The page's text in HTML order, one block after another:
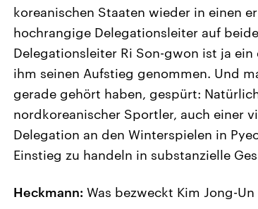
koreanischen Staaten wieder in einen
hochrangige Delegationsleiter auf
Delegationsleiter Ri Son-gwon ist ja
ihm seinen Aufstieg genommen. Und
gerade gehört haben, gespürt:
nordkoreanischer Sportler, auch einer
Delegation an den Winterspielen in
Einstieg zu handeln in substanzielle
Heckmann: Was bezweckt Kim Jong-